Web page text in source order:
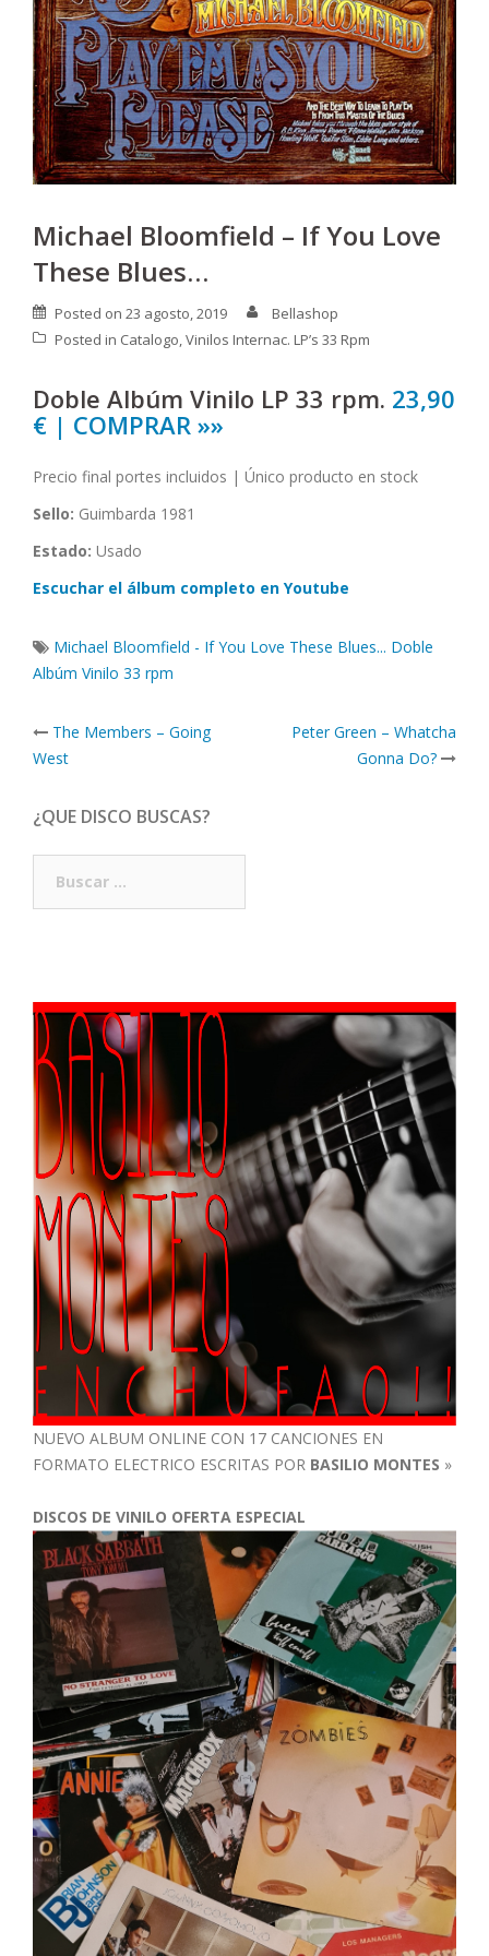
Michael Bloomfield – If You Love
These Blues…
Posted on 23 agosto, 2019
Bellashop
Posted in Catalogo,Vinilos Internac. LP’s 33 Rpm
Doble Albúm Vinilo LP 33 rpm. 23,90
€ | COMPRAR »»
Precio final portes incluidos | Único producto en stock
Sello: Guimbarda 1981
Estado: Usado
Escuchar el álbum completo en Youtube
Michael Bloomfield - If You Love These Blues... Doble
Albúm Vinilo 33 rpm
Post
navigation
The Members – Going
West
Peter Green – Whatcha
Gonna Do?
¿QUE DISCO BUSCAS?
NUEVO ALBUM ONLINE CON 17 CANCIONES EN
FORMATO ELECTRICO ESCRITAS POR BASILIO MONTES »
DISCOS DE VINILO OFERTA ESPECIAL